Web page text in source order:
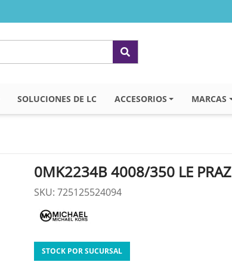
SOLUCIONES DE LC ACCESORIOS MARCAS
0MK2234B 4008/350 LE PRAZ
SKU: 725125524094
STOCK POR SUCURSAL